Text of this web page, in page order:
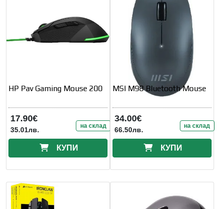
HP Pav Gaming Mouse 200
17.90€
35.01лв. на склад
КУПИ
MSI M98 Bluetooth Mouse
34.00€
66.50лв. на склад
КУПИ